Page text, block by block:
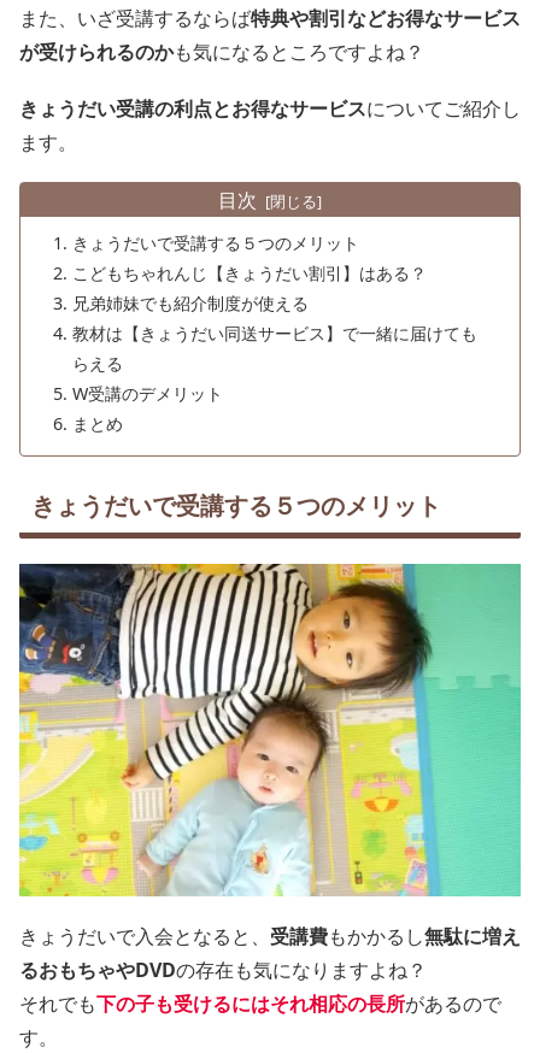
また、いざ受講するならば特典や割引などお得なサービス
が受けられるのかも気になるところですよね？
きょうだい受講の利点とお得なサービスについてご紹介し
ます。
目次
きょうだいで受講する５つのメリット
こどもちゃれんじ【きょうだい割引】はある？
兄弟姉妹でも紹介制度が使える
教材は【きょうだい同送サービス】で一緒に届けても
らえる
W受講のデメリット
まとめ
きょうだいで受講する５つのメリット
きょうだいで入会となると、 受講費もかかるし無駄に増え
るおもちゃやDVDの存在も気になりますよね？
それでも下の子も受けるにはそれ相応の長所があるので
す。